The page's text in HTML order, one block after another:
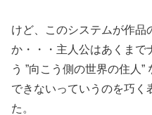
けど、このシステムが作品
か・・・主人公はあくまで
う ”向こう側の世界の住人
できないっていうのを巧く
た。